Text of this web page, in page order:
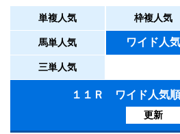
単複人気 枠複人気
馬単人気 ワイド人気
三単人気
１１Ｒ ワイド人
更新